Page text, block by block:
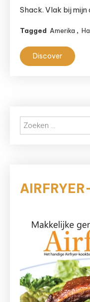
Shack. Vlak bij
Tagged Amerika ,
Discover